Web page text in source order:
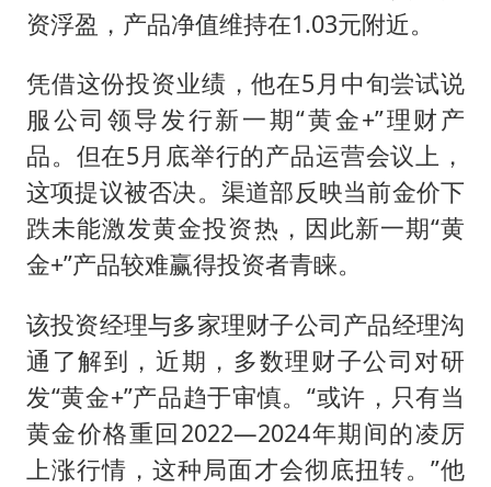
资浮盈，产品净值维持在1.03元附近。
凭借这份投资业绩，他在5月中旬尝试说
服公司领导发行新一期“黄金+”理财产
品。但在5月底举行的产品运营会议上，
这项提议被否决。渠道部反映当前金价下
跌未能激发黄金投资热，因此新一期“黄
金+”产品较难赢得投资者青睐。
该投资经理与多家理财子公司产品经理沟
通了解到，近期，多数理财子公司对研
发“黄金+”产品趋于审慎。“或许，只有当
黄金价格重回2022—2024年期间的凌厉
上涨行情，这种局面才会彻底扭转。”他